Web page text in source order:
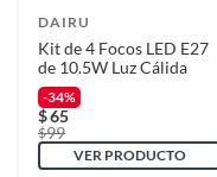
DAIRU
Kit de 4 Focos LED E27
de 10.5W Luz Cálida
-34%
$65
$99
VER PRODUCTO